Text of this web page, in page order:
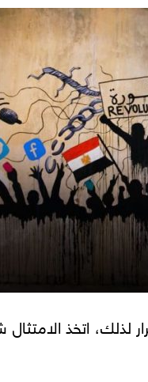
لذلك، اتخذ